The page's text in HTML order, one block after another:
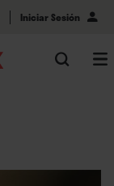
Iniciar Sesión